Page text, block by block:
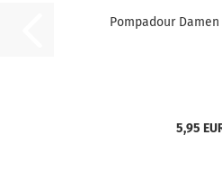
Pompadour
5,95